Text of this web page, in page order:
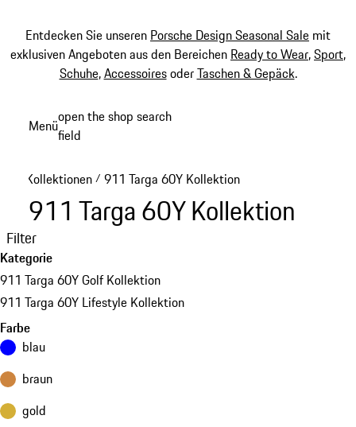
Entdecken Sie unseren Porsche Design Seasonal Sale mit
exklusiven Angeboten aus den Bereichen Ready to Wear,Sport,
Schuhe,AccessoiresoderTaschen & Gepäck.
Hauptinhalt
Menüopen the shop search
field
Kollektionen / 911 Targa 60Y Kollektion
911 Targa 60Y Kollektion
Filter
Kategorie
911 Targa 60Y Golf Kollektion
911 Targa 60Y Lifestyle Kollektion
Farbe
blau
braun
gold